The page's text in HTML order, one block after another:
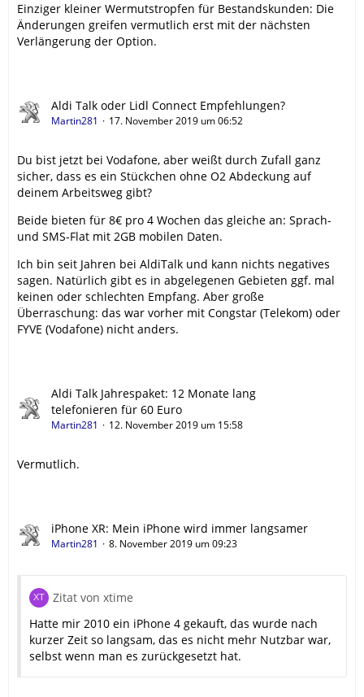
Einziger kleiner Wermutstropfen für Bestandskunden: Die
Änderungen greifen vermutlich erst mit der nächsten
Verlängerung der Option.
Aldi Talk oder Lidl Connect Empfehlungen?
Martin281 17. November 2019 um 06:52
Du bist jetzt bei Vodafone, aber weißt durch Zufall ganz
sicher, dass es ein Stückchen ohne O2 Abdeckung auf
deinem Arbeitsweg gibt?
Beide bieten für 8€ pro 4 Wochen das gleiche an: Sprach-
und SMS-Flat mit 2GB mobilen Daten.
Ich bin seit Jahren bei AldiTalk und kann nichts negatives
sagen. Natürlich gibt es in abgelegenen Gebieten ggf. mal
keinen oder schlechten Empfang. Aber große
Überraschung: das war vorher mit Congstar (Telekom) oder
FYVE (Vodafone) nicht anders.
Aldi Talk Jahrespaket: 12 Monate lang
telefonieren für 60 Euro
Martin281 12. November 2019 um 15:58
Vermutlich.
iPhone XR: Mein iPhone wird immer langsamer
Martin281 8. November 2019 um 09:23
Zitat von xtime
Hatte mir 2010 ein iPhone 4 gekauft, das wurde nach
kurzer Zeit so langsam, das es nicht mehr Nutzbar war,
selbst wenn man es zurückgesetzt hat.